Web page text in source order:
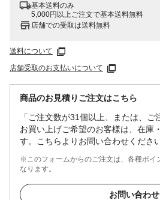
基本送料のみ
5,000円以上ご注文で基本送料無料
店舗での受取は送料無料
送料について
店舗受取のお支払いについて
商品のお見積りご注文はこちら
「ご注文数が31個以上、または、
お買い上げご希望のお客様は、在庫
す。こちらよりお問い合わせください
※このフォームからのご注文は、各種ポイ
なります。
お問い合わせ